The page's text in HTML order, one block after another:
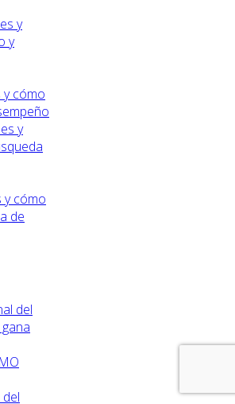
y cómo
y cómo
de